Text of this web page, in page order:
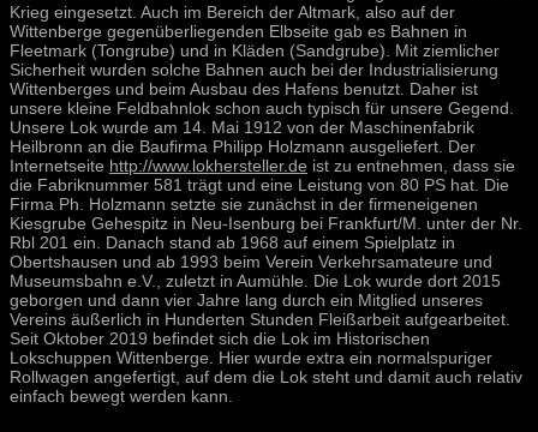
Krieg eingesetzt. Auch im Bereich der Altmark, also auf der
Wittenberge gegenüberliegenden Elbseite gab es Bahnen in
Fleetmark (Tongrube) und in Kläden (Sandgrube). Mit ziemlicher
Sicherheit wurden solche Bahnen auch bei der Industrialisierung
Wittenberges und beim Ausbau des Hafens benutzt. Daher ist
unsere kleine Feldbahnlok schon auch typisch für unsere Gegend.
Unsere Lok wurde am 14. Mai 1912 von der Maschinenfabrik
Heilbronn an die Baufirma Philipp Holzmann ausgeliefert. Der
Internetseite http://www.lokhersteller.de ist zu entnehmen, dass sie
die Fabriknummer 581 trägt und eine Leistung von 80 PS hat. Die
Firma Ph. Holzmann setzte sie zunächst in der firmeneigenen
Kiesgrube Gehespitz in Neu-Isenburg bei Frankfurt/M. unter der Nr.
Rbl 201 ein. Danach stand ab 1968 auf einem Spielplatz in
Obertshausen und ab 1993 beim Verein Verkehrsamateure und
Museumsbahn e.V., zuletzt in Aumühle. Die Lok wurde dort 2015
geborgen und dann vier Jahre lang durch ein Mitglied unseres
Vereins äußerlich in Hunderten Stunden Fleißarbeit aufgearbeitet.
Seit Oktober 2019 befindet sich die Lok im Historischen
Lokschuppen Wittenberge. Hier wurde extra ein normalspuriger
Rollwagen angefertigt, auf dem die Lok steht und damit auch relativ
einfach bewegt werden kann.